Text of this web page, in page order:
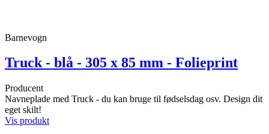
Barnevogn
Truck - blå - 305 x 85 mm - Folieprint
Producent
Navneplade med Truck - du kan bruge til fødselsdag osv. Design dit
eget skilt!
Vis produkt